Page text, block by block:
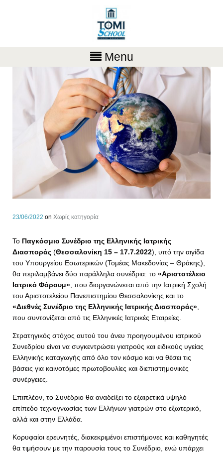
Menu
23/06/2022 on Χωρίς κατηγορία
Το Παγκόσμιο Συνέδριο της Ελληνικής Ιατρικής
Διασποράς (Θεσσαλονίκη 15 – 17.7.2022), υπό την αιγίδα
του Υπουργείου Εσωτερικών (Τομέας Μακεδονίας – Θράκης),
θα περιλαμβάνει δύο παράλληλα συνέδρια: το «Αριστοτέλειο
Ιατρικό Φόρουμ», που διοργανώνεται από την Ιατρική Σχολή
του Αριστοτελείου Πανεπιστημίου Θεσσαλονίκης και το
«Διεθνές Συνέδριο της Ελληνικής Ιατρικής Διασποράς»,
που συντονίζεται από τις Ελληνικές Ιατρικές Εταιρείες.
Στρατηγικός στόχος αυτού του άνευ προηγουμένου ιατρικού
Συνεδρίου είναι να συγκεντρώσει γιατρούς και ειδικούς υγείας
Eλληνικής καταγωγής από όλο τον κόσμο και να θέσει τις
βάσεις για καινοτόμες πρωτοβουλίες και διεπιστημονικές
συνέργειες.
Επιπλέον, το Συνέδριο θα αναδείξει το εξαιρετικά υψηλό
επίπεδο τεχνογνωσίας των Ελλήνων γιατρών στο εξωτερικό,
αλλά και στην Ελλάδα.
Κορυφαίοι ερευνητές, διακεκριμένοι επιστήμονες και καθηγητές
θα τιμήσουν με την παρουσία τους το Συνέδριο, ενώ υπάρχει